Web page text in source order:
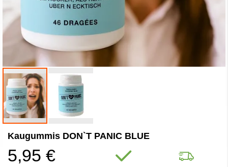
Anfang
Bildergalerie
springen
Kaugummis DON`T PANIC BLUE
5,95 €